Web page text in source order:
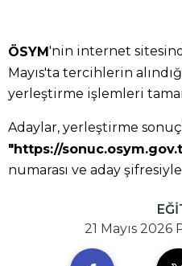
ÖSYM 'nin internet
Mayıs'ta tercihlerin
yerleştirme işlemleri
Adaylar, yerleştirme
"https://
numarası ve aday
21 Mayıs 2026